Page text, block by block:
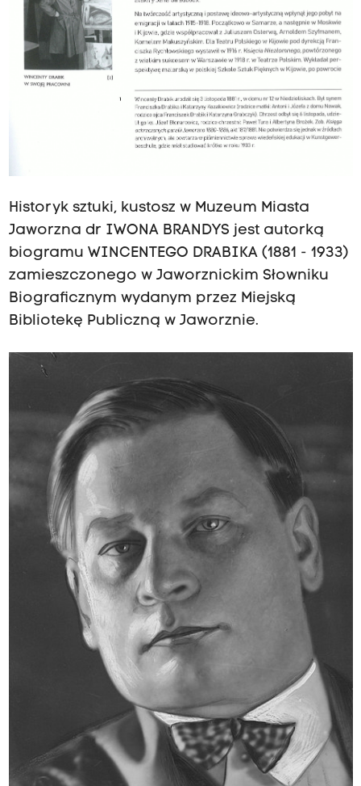
Historyk sztuki, kustosz w Muzeum Miasta
Jaworzna dr IWONA BRANDYS jest autorką
biogramu WINCENTEGO DRABIKA (1881 - 1933)
zamieszczonego w Jaworznickim Słowniku
Biograficznym wydanym przez Miejską
Bibliotekę Publiczną w Jaworznie.